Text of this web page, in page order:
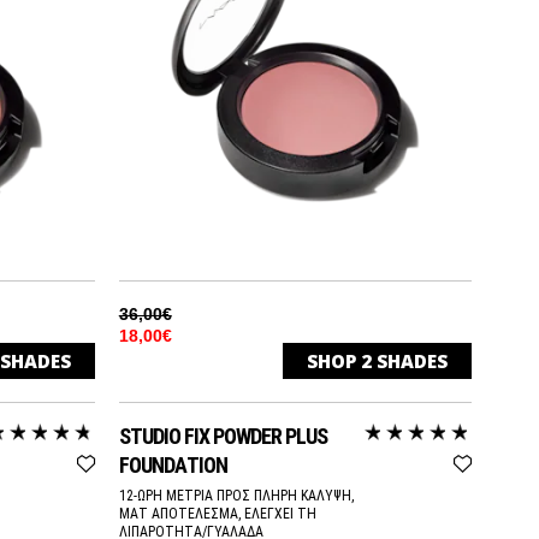
36,00€
18,00€
SHOP 2SHADES
BLUSHBABYSHEERTONE
GINGERLY
STUDIO FIX POWDER PLUS
FOUNDATION
12-ΩΡΗ ΜΕΤΡΙΑ ΠΡΟΣ ΠΛΗΡΗ ΚΑΛΥΨΗ,
ΜΑΤ ΑΠΟΤΕΛΕΣΜΑ, ΕΛΕΓΧΕΙ ΤΗ
ΛΙΠΑΡΟΤΗΤΑ/ΓΥΑΛΑΔΑ